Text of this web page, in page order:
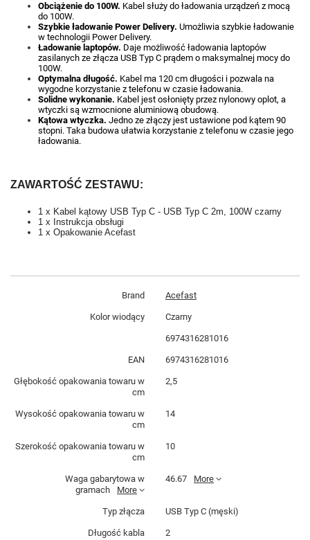
Obciążenie do 100W. Kabel służy do ładowania urządzeń z mocą
do 100W.
Szybkie ładowanie Power Delivery. Umożliwia szybkie ładowanie
w technologii Power Delivery.
Ładowanie laptopów. Daje możliwość ładowania laptopów
zasilanych ze złącza USB Typ C prądem o maksymalnej mocy do
100W.
Optymalna długość. Kabel ma 120 cm długości i pozwala na
wygodne korzystanie z telefonu w czasie ładowania.
Solidne wykonanie. Kabel jest osłonięty przez nylonowy oplot, a
wtyczki są wzmocnione aluminiową obudową.
Kątowa wtyczka. Jedno ze złączy jest ustawione pod kątem 90
stopni. Taka budowa ułatwia korzystanie z telefonu w czasie jego
ładowania.
ZAWARTOŚĆ ZESTAWU:
1 x Kabel kątowy USB Typ C - USB Typ C 2m, 100W czarny
1 x Instrukcja obsługi
1 x Opakowanie Acefast
Brand Acefast
Kolor wiodący Czarny
6974316281016
EAN 6974316281016
Głębokość opakowania towaru w
cm
2,5
Wysokość opakowania towaru w
cm
14
Szerokość opakowania towaru w
cm
10
Waga gabarytowa w
gramach
More
46.67 More
Typ złącza USB Typ C (męski)
Długość kabla 2